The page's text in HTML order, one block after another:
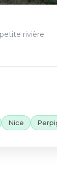
rivière
Nice